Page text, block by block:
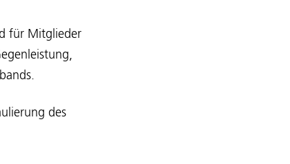
für Mitglieder
des